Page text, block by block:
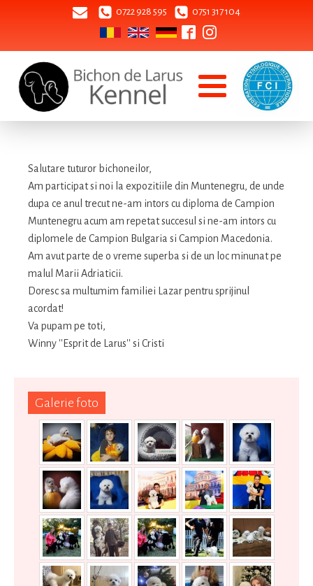
0722 928 595 0751 317 104
Galerie foto
Salutare tuturor bichoneilor,
Am participat si noi la expozitiile din Muntenegru, de unde
dupa ce anul trecut ne-am intors cu diploma de Campion
Muntenegru acum am repetat succesul si ne-am intors cu
diplomele de Campion Bulgaria si Campion Macedonia.
Am avut parte de o vreme superba si de un loc minunat pe
malul Marii Adriaticii.
Doresc sa multumim familiei Lazar pentru sprijinul
acordat!
Va pupam pe toti,
Winny ''Esprit de Larus'' si Cristi